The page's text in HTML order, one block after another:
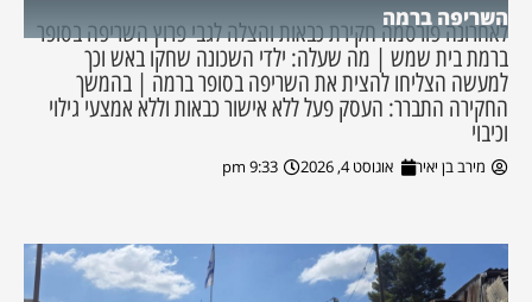
השריפה ברמה
לאחרונה פורסמה חקירת כבאות והצלה לגבי פרוץ השריפה בסופר
ברמת בית שמש | מה שעלה: ילדי השכונה שחקו באש וכך
למעשה הצליחו להצית את השריפה בסופר ברמה | בהמשך
החקירה התברר: העסק פעל ללא אישור כבאות וללא אמצעי גילוי
וכיבוי
מירב בן יאיר אוגוסט 4, 2026 9:33 pm